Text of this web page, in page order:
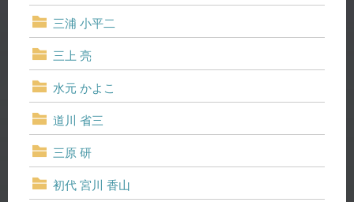
三浦 小平二
三上 亮
水元 かよこ
道川 省三
三原 研
初代 宮川 香山